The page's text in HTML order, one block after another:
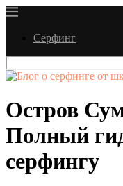
Серфинг
Остров
Полный
серфингу